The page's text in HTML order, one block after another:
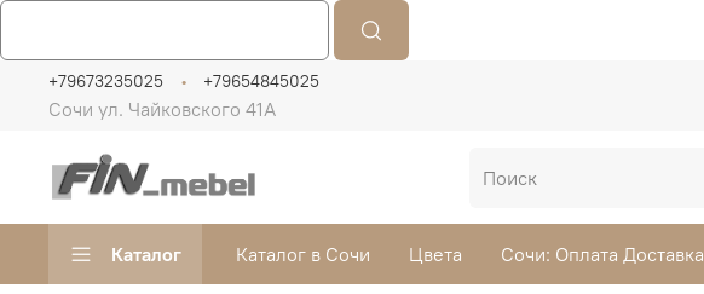
Сочи ул. Чайковского 41А
+79673235025 +79654845025
Каталог Каталог в Сочи Цвета Сочи: Оплата Доставка